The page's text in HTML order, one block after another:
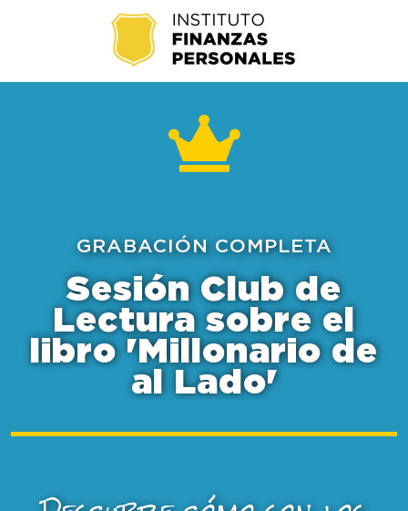
GRABACIÓN COMPLETA
Sesión Club de
Lectura sobre el
libro 'Millonario de
al Lado'